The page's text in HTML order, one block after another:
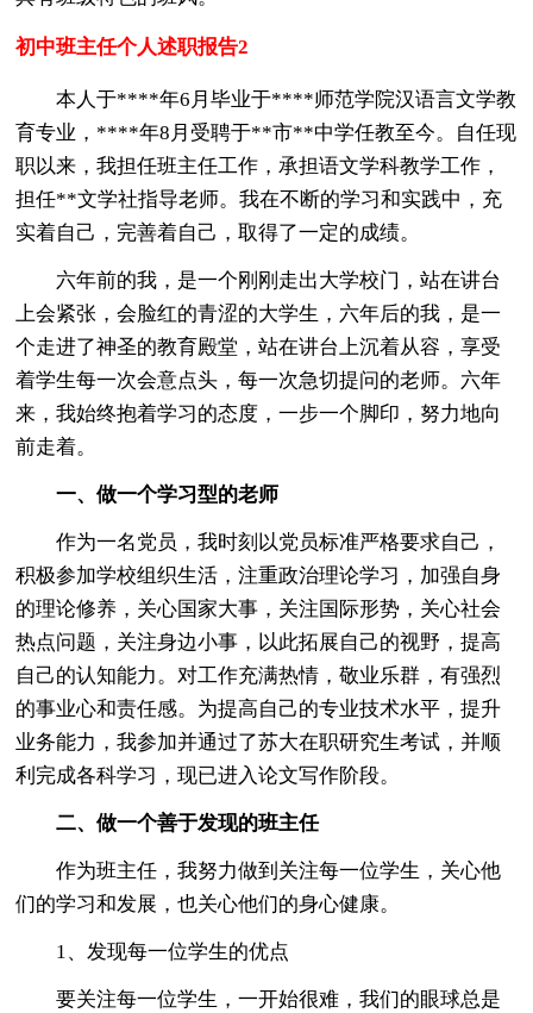
初中班主任个人述职报告2
本人于****年6月毕业于****师范学院汉语言文学教
育专业，****年8月受聘于**市**中学任教至今。自任现
职以来，我担任班主任工作，承担语文学科教学工作，
担任**文学社指导老师。我在不断的学习和实践中，充
实着自己，完善着自己，取得了一定的成绩。
六年前的我，是一个刚刚走出大学校门，站在讲台
上会紧张，会脸红的青涩的大学生，六年后的我，是一
个走进了神圣的教育殿堂，站在讲台上沉着从容，享受
着学生每一次会意点头，每一次急切提问的老师。六年
来，我始终抱着学习的态度，一步一个脚印，努力地向
前走着。
一、做一个学习型的老师
作为一名党员，我时刻以党员标准严格要求自己，
积极参加学校组织生活，注重政治理论学习，加强自身
的理论修养，关心国家大事，关注国际形势，关心社会
热点问题，关注身边小事，以此拓展自己的视野，提高
自己的认知能力。对工作充满热情，敬业乐群，有强烈
的事业心和责任感。为提高自己的专业技术水平，提升
业务能力，我参加并通过了苏大在职研究生考试，并顺
利完成各科学习，现已进入论文写作阶段。
二、做一个善于发现的班主任
作为班主任，我努力做到关注每一位学生，关心他
们的学习和发展，也关心他们的身心健康。
1、发现每一位学生的优点
要关注每一位学生，一开始很难，我们的眼球总是